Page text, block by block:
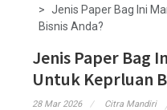
Jenis Paper Bag Ini
Bisnis Anda?
Jenis Paper Bag
Untuk Keprluan
28 Mar 2026 Citra Mandiri